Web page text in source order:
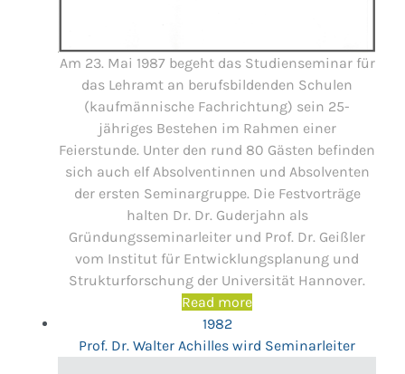
Am 23. Mai 1987 begeht das Studienseminar für
das Lehramt an berufsbildenden Schulen
(kaufmännische Fachrichtung) sein 25-
jähriges Bestehen im Rahmen einer
Feierstunde. Unter den rund 80 Gästen befinden
sich auch elf Absolventinnen und Absolventen
der ersten Seminargruppe. Die Festvorträge
halten Dr. Dr. Guderjahn als
Gründungsseminarleiter und Prof. Dr. Geißler
vom Institut für Entwicklungsplanung und
Strukturforschung der Universität Hannover.
Read more
1982
Prof. Dr. Walter Achilles wird Seminarleiter